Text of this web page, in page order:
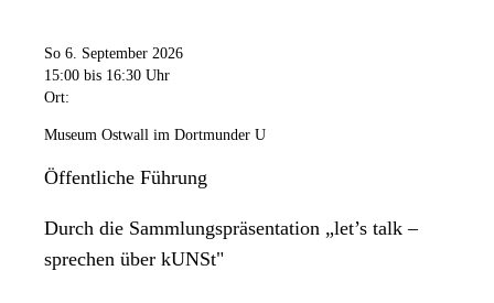
So 6. September 2026
15:00 bis 16:30 Uhr
Ort:
Museum Ostwall im Dortmunder U
Öffentliche Führung
Durch die Sammlungspräsentation „let’s talk –
sprechen über kUNSt"